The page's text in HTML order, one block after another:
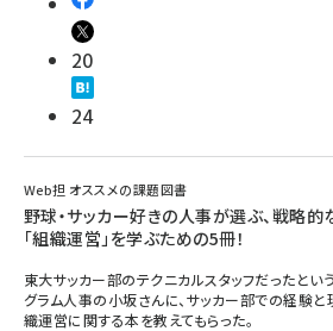
20
24
Web担 オススメの課題図書
野球・サッカー好きの人事が選ぶ、戦略的
「組織運営」を学ぶための5冊！
東大サッカー部のテクニカルスタッフだったと
グラム人事の小坂さんに、サッカー部での経験と
織運営に関する本を教えてもらった。